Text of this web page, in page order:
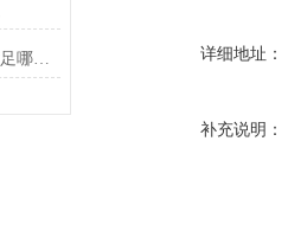
除尘滤筒在使用过程中，应该满足哪些要求？ 详细地址：
补充说明：